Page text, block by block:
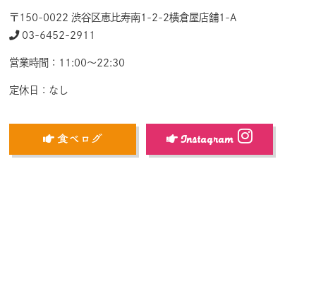
〒150-0022 渋谷区恵比寿南1-2-2横倉屋店舗1-A
03-6452-2911
営業時間：11:00〜22:30
定休日：なし
食べログ Instagram